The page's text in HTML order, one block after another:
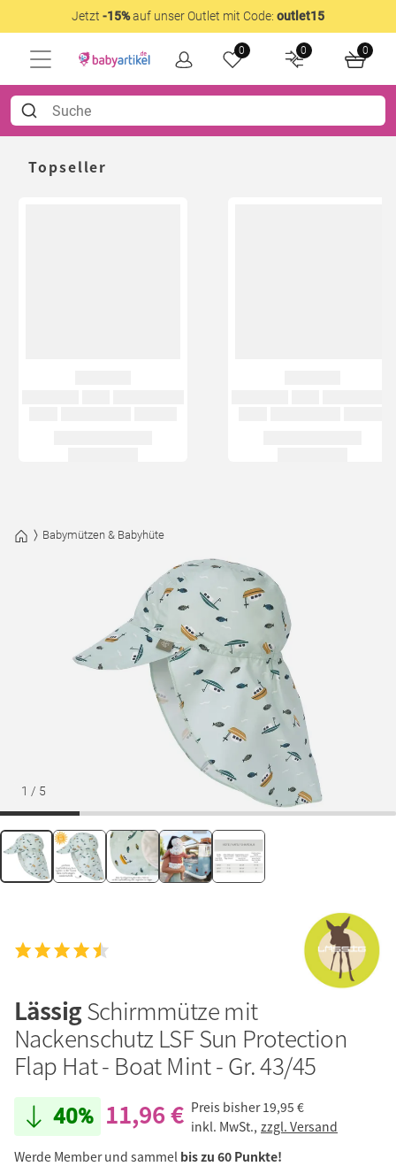
Jetzt -15%auf unser Outlet mit Code: outlet15
0 0 0
Topseller
Babymützen & Babyhüte
1 / 5
LässigSchirmmütze mit
Nackenschutz LSF Sun Protection
Flap Hat - Boat Mint - Gr. 43/45
40% 11,96 € Preis bisher 19,95 €
inkl. MwSt., zzgl. Versand
Werde Member und sammel bis zu 60 Punkte!